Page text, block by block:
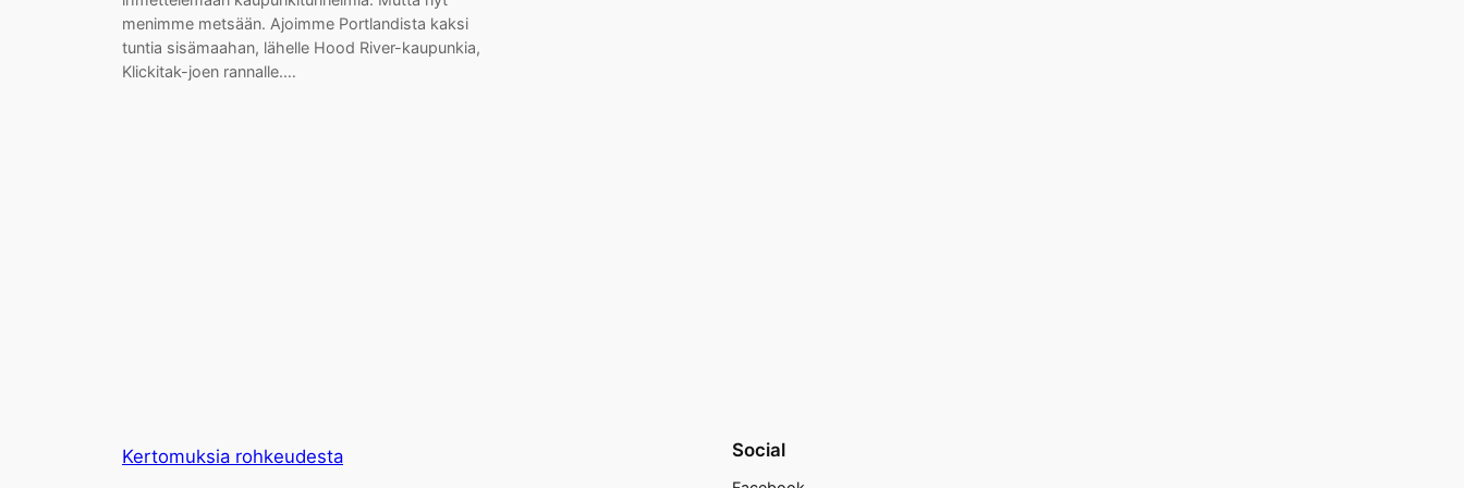
menimme metsään. Ajoimme Portlandista kaksi
tuntia sisämaahan, lähelle Hood River-kaupunkia,
Klickitak-joen rannalle.…
Kertomuksia rohkeudesta Social